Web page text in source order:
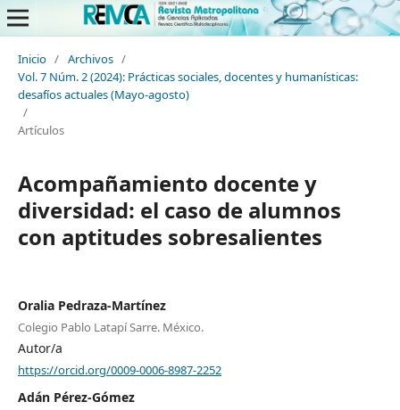
Inicio / Archivos /
Vol. 7 Núm. 2 (2024): Prácticas sociales, docentes y humanísticas:
desafíos actuales (Mayo-agosto)
/
Artículos
Acompañamiento docente y
diversidad: el caso de alumnos
con aptitudes sobresalientes
Oralia Pedraza-Martínez
Colegio Pablo Latapí Sarre. México.
Autor/a
https://orcid.org/0009-0006-8987-2252
Adán Pérez-Gómez